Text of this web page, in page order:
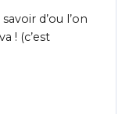
d’ou l’on
! (c’est